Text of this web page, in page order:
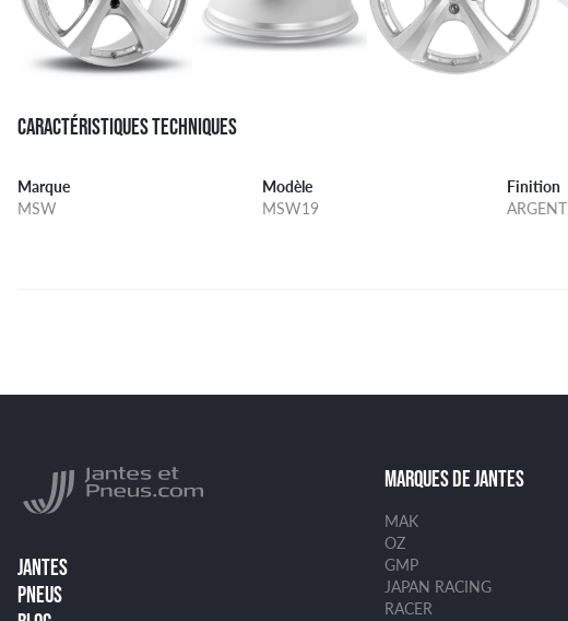
CARACTÉRISTIQUES TECHNIQUES
Marque
MSW
Modèle
MSW19
Finition
ARGENT
JANTES
PNEUS
MARQUES DE JANTES
MAK
OZ
GMP
JAPAN RACING
RACER